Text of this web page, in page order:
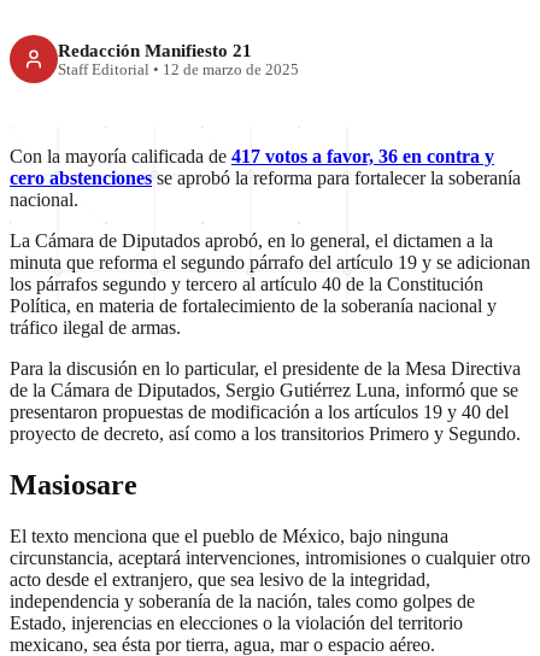
Redacción Manifiesto 21
Staff Editorial • 12 de marzo de 2025
Con la mayoría calificada de 417 votos a favor, 36 en contra y
cero abstencionesse aprobó la reforma para fortalecer la soberanía
nacional.
La Cámara de Diputados aprobó, en lo general, el dictamen a la
minuta que reforma el segundo párrafo del artículo 19 y se adicionan
los párrafos segundo y tercero al artículo 40 de la Constitución
Política, en materia de fortalecimiento de la soberanía nacional y
tráfico ilegal de armas.
Para la discusión en lo particular, el presidente de la Mesa Directiva
de la Cámara de Diputados, Sergio Gutiérrez Luna, informó que se
presentaron propuestas de modificación a los artículos 19 y 40 del
proyecto de decreto, así como a los transitorios Primero y Segundo.
Masiosare
El texto menciona que el pueblo de México, bajo ninguna
circunstancia, aceptará intervenciones, intromisiones o cualquier otro
acto desde el extranjero, que sea lesivo de la integridad,
independencia y soberanía de la nación, tales como golpes de
Estado, injerencias en elecciones o la violación del territorio
mexicano, sea ésta por tierra, agua, mar o espacio aéreo.